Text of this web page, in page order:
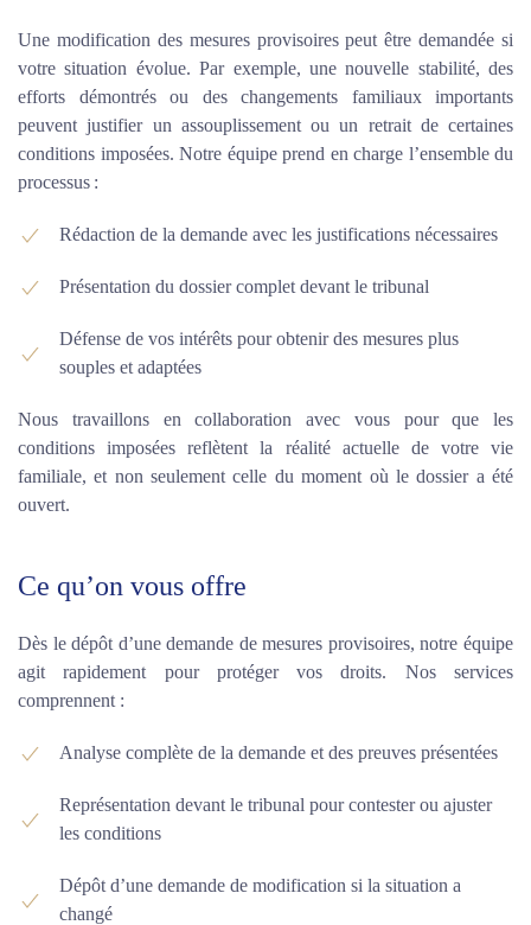
Une modification des mesures provisoires peut être demandée si
votre situation évolue. Par exemple, une nouvelle stabilité, des
efforts démontrés ou des changements familiaux importants
peuvent justifier un assouplissement ou un retrait de certaines
conditions imposées. Notre équipe prend en charge l’ensemble du
processus :
Rédaction de la demande avec les justifications nécessaires
Présentation du dossier complet devant le tribunal
Défense de vos intérêts pour obtenir des mesures plus
souples et adaptées
Nous travaillons en collaboration avec vous pour que les
conditions imposées reflètent la réalité actuelle de votre vie
familiale, et non seulement celle du moment où le dossier a été
ouvert.
Ce qu’on vous offre
Dès le dépôt d’une demande de mesures provisoires, notre équipe
agit rapidement pour protéger vos droits. Nos services
comprennent :
Analyse complète de la demande et des preuves présentées
Représentation devant le tribunal pour contester ou ajuster
les conditions
Dépôt d’une demande de modification si la situation a
changé